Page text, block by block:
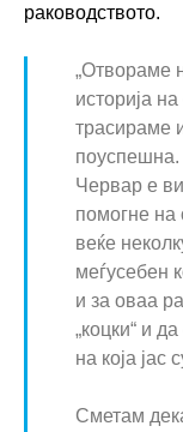
раководството.
„Отвораме
историја
трасираме
Червар е
помогне на
веќе
меѓусебен
и за оваа
„коцки“ и
на која јас
Сметам